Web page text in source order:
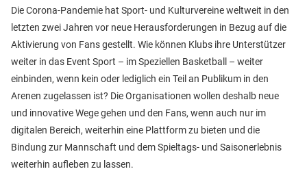
Die Corona-Pandemie hat Sport- und Kulturvereine weltweit in den
letzten zwei Jahren vor neue Herausforderungen in Bezug auf die
Aktivierung von Fans gestellt. Wie können Klubs ihre Unterstützer
weiter in das Event Sport – im Speziellen Basketball – weiter
einbinden, wenn kein oder lediglich ein Teil an Publikum in den
Arenen zugelassen ist? Die Organisationen wollen deshalb neue
und innovative Wege gehen und den Fans, wenn auch nur im
digitalen Bereich, weiterhin eine Plattform zu bieten und die
Bindung zur Mannschaft und dem Spieltags- und Saisonerlebnis
weiterhin aufleben zu lassen.